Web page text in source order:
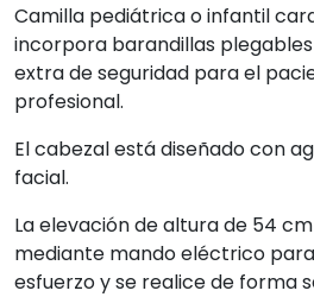
Camilla pediátrica o infantil
incorpora barandillas
extra de seguridad para el
profesional.
El cabezal está diseñado con
facial.
La elevación de altura de 54
mediante mando eléctrico
esfuerzo y se realice de forma